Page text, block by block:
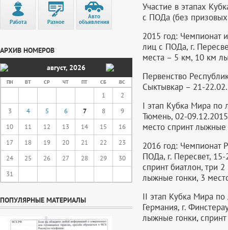
Работа Разное
Авто
объявления
АРХИВ НОМЕРОВ
август, 2026
ПН ВТ СР ЧТ ПТ СБ ВС
1
2
3
4 5 6 7 8
9
10
11 12 13 14 15
16
17
18 19 20 21 22
23
24
25 26 27 28 29
30
31
ПОПУЛЯРНЫЕ МАТЕРИАЛЫ
Участие в этапах
с ПОДа (без
2015 год: Чемпионат
лиц с ПОДа, г.
места – 5 км, 10 км
Первенство
Сыктывкар – 21-
I этап Кубка Мира по
Тюмень, 02-
место спринт лыжные
2016 год: Чемпионат
ПОДа, г. Пересвет,
спринт биатлон, три
лыжные гонки, 3
II этап Кубка Мира
Германия, г.
лыжные гонки,